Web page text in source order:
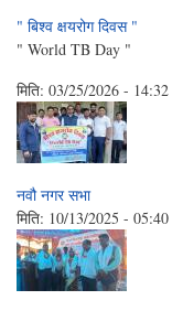
" बिश्व क्षयरोग दिवस "
" World TB Day "
मिति: 03/25/2026 - 14:32
नवौ नगर सभा
मिति: 10/13/2025 - 05:40